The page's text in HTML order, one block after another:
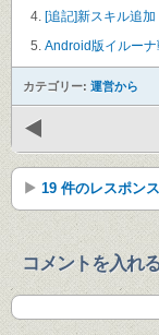
[追記]新スキル追
Android版イルー
カテゴリー: 運営から
19 件のレスポンス
コメントを入れ